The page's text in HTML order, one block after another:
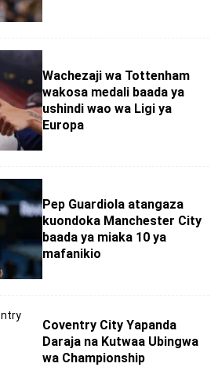
Wachezaji wa Tottenham
wakosa medali baada ya
ushindi wao wa Ligi ya
Europa
Pep Guardiola atangaza
kuondoka Manchester City
baada ya miaka 10 ya
mafanikio
Coventry City Yapanda
Daraja na Kutwaa Ubingwa
wa Championship